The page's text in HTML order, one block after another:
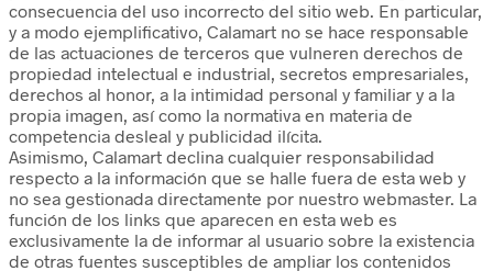
consecuencia del uso incorrecto del sitio web. En particular,
y a modo ejemplificativo, Calamart no se hace responsable
de las actuaciones de terceros que vulneren derechos de
propiedad intelectual e industrial, secretos empresariales,
derechos al honor, a la intimidad personal y familiar y a la
propia imagen, así como la normativa en materia de
competencia desleal y publicidad ilícita.
Asimismo, Calamart declina cualquier responsabilidad
respecto a la información que se halle fuera de esta web y
no sea gestionada directamente por nuestro webmaster. La
función de los links que aparecen en esta web es
exclusivamente la de informar al usuario sobre la existencia
de otras fuentes susceptibles de ampliar los contenidos